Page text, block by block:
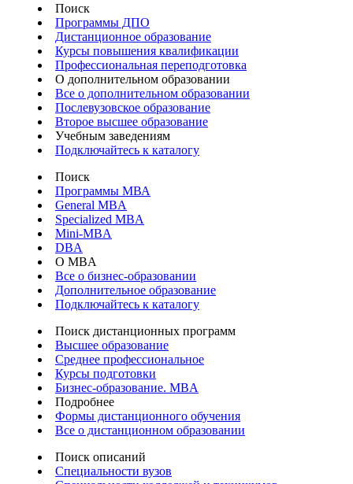
Поиск
Программы ДПО
Дистанционное образование
Курсы повышения квалификации
Профессиональная переподготовка
О дополнительном образовании
Все о дополнительном образовании
Послевузовское образование
Второе высшее образование
Учебным заведениям
Подключайтесь к каталогу
Поиск
Программы МВА
General MBA
Specialized MBA
Mini-MBA
DBA
О MBA
Все о бизнес-образовании
Дополнительное образование
Подключайтесь к каталогу
Поиск дистанционных программ
Высшее образование
Среднее профессиональное
Курсы подготовки
Бизнес-образование. MBA
Подробнее
Формы дистанционного обучения
Все о дистанционном образовании
Поиск описаний
Специальности вузов